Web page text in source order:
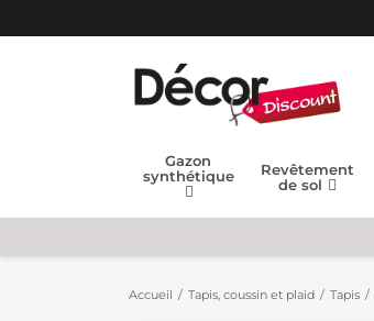
Gazon
synthétique
Revêtement
de sol
Accueil Tapis, coussin et plaid Tapis